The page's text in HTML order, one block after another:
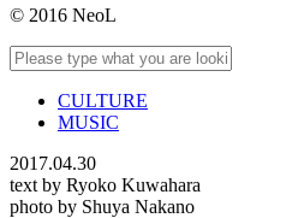
© 2016 NeoL
CULTURE
MUSIC
2017.04.30
text by Ryoko Kuwahara
photo by Shuya Nakano